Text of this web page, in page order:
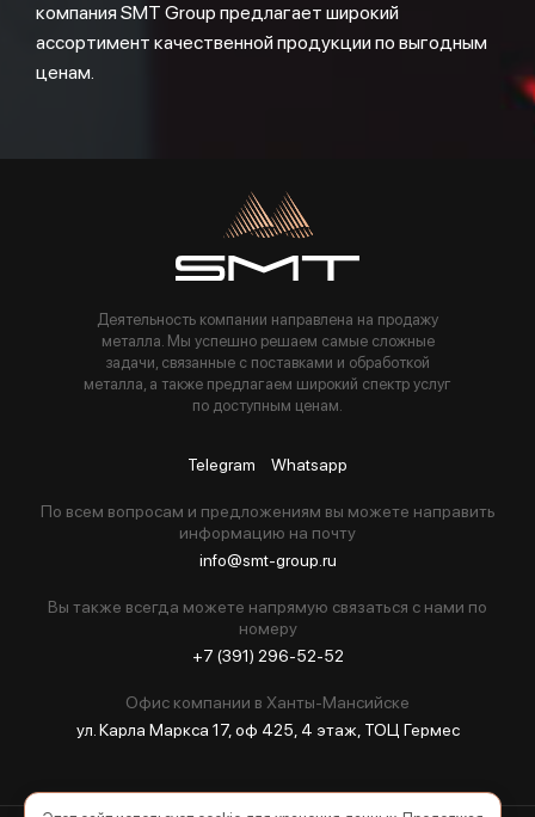
компания SMT Group предлагает широкий
ассортимент качественной продукции по выгодным
ценам.
Деятельность компании направлена на продажу
металла. Мы успешно решаем самые сложные
задачи, связанные с поставками и обработкой
металла, а также предлагаем широкий спектр услуг
по доступным ценам.
Telegram Whatsapp
По всем вопросам и предложениям вы можете направить
информацию на почту
info@smt-group.ru
Вы также всегда можете напрямую связаться с нами по
номеру
+7 (391) 296-52-52
Офис компании в Ханты-Мансийске
ул. Карла Маркса 17, оф 425, 4 этаж, ТОЦ Гермес